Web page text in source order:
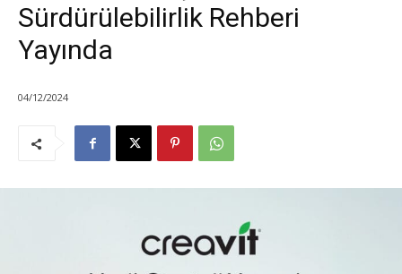
Sürdürülebilirlik Rehberi
Yayında
04/12/2024